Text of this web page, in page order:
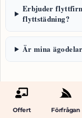
Erbjuder
flyttstädning?
Är mina
Offert Förfrågan